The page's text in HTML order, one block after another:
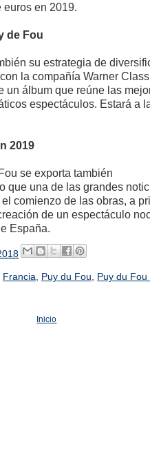
euros en 2019.
de Fou
su estrategia de
la compañía Warner
un álbum que reúne las
espectáculos. Estará a
2019
se exporta también
que una de las grandes
comienzo de las obras, a
de un espectáculo
España.
Francia, Puy du Fou, Puy du Fou
Inicio